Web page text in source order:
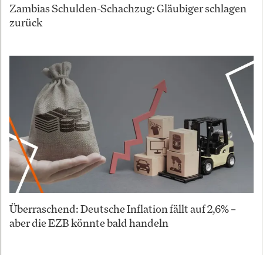
Zambias Schulden-Schachzug: Gläubiger schlagen
zurück
Überraschend: Deutsche Inflation fällt auf 2,6% –
aber die EZB könnte bald handeln